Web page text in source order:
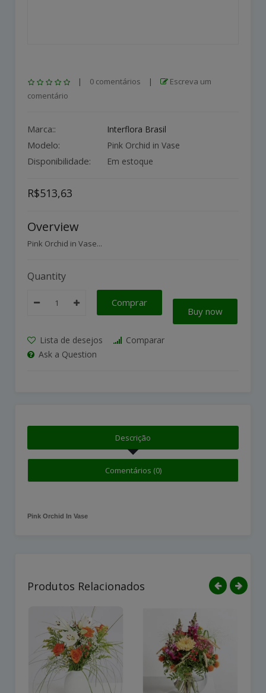
| 0 comentários |
Escreva um
comentário
Marca:: Interflora Brasil
Modelo: Pink Orchid in Vase
Disponibilidade: Em estoque
R$513,63
Overview
Pink Orchid in Vase...
Quantity
Comprar
Buy now
Lista de desejos
Comparar
Ask a Question
Descrição
Comentários (0)
Pink Orchid In Vase
Produtos Relacionados